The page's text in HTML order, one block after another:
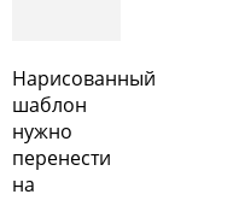
Нарисованный
шаблон
нужно
перенести
на